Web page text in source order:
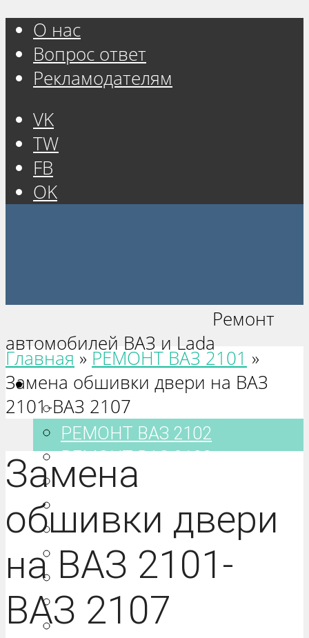
О нас
Вопрос ответ
Рекламодателям
VK
TW
FB
OK
Ремонт
автомобилей ВАЗ и Lada
Ваз 2101-2115
РЕМОНТ ВАЗ 2101
РЕМОНТ ВАЗ 2102
РЕМОНТ ВАЗ 2103
РЕМОНТ ВАЗ 2104
РЕМОНТ ВАЗ 2106
РЕМОНТ ВАЗ 2107
РЕМОНТ ВАЗ 2108
РЕМОНТ ВАЗ 2109
РЕМОНТ ВАЗ 21099
Главная » РЕМОНТ ВАЗ 2101 »
Замена обшивки двери на ВАЗ
2101-ВАЗ 2107
Замена
обшивки двери
на ВАЗ 2101-
ВАЗ 2107